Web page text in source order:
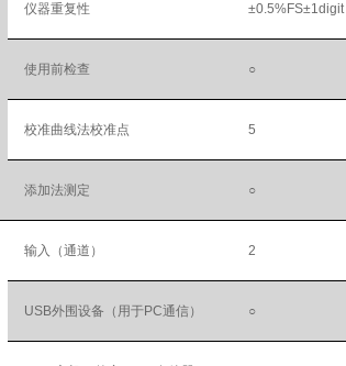
仪器重复性 ±0.5%FS±1digit
使用前检查 ○
校准曲线法校准点 5
添加法测定 ○
输入（通道） 2
USB外围设备（用于PC通信） ○